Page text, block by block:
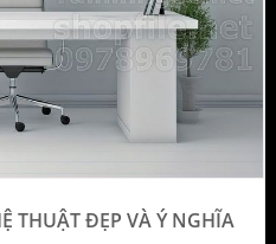
THUẬT ĐẸP VÀ Ý NGHĨA